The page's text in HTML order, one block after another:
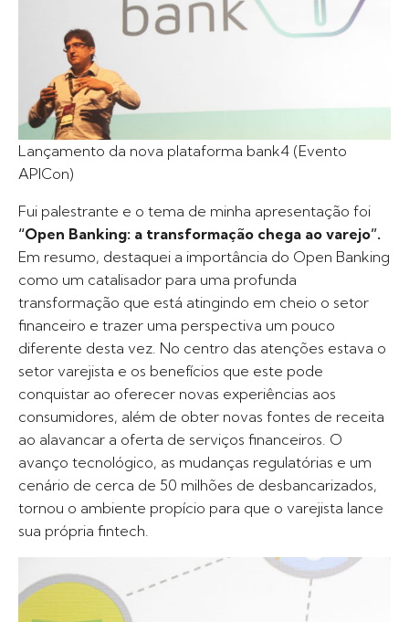
Lançamento da nova plataforma bank4 (Evento
APICon)
Fui palestrante e o tema de minha apresentação foi
“Open Banking: a transformação chega ao varejo”.
Em resumo, destaquei a importância do Open Banking
como um catalisador para uma profunda
transformação que está atingindo em cheio o setor
financeiro e trazer uma perspectiva um pouco
diferente desta vez. No centro das atenções estava o
setor varejista e os benefícios que este pode
conquistar ao oferecer novas experiências aos
consumidores, além de obter novas fontes de receita
ao alavancar a oferta de serviços financeiros. O
avanço tecnológico, as mudanças regulatórias e um
cenário de cerca de 50 milhões de desbancarizados,
tornou o ambiente propício para que o varejista lance
sua própria fintech.